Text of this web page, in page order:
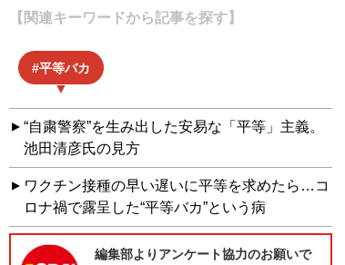
【関連キーワードから記事を探す】
平等バカ
“自粛警察”を生み出した安易な「平等」主義。
池田清彦氏の見方
ワクチン接種の早い遅いに平等を求めたら…コ
ロナ禍で露呈した“平等バカ”という病